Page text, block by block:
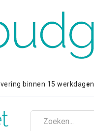
binnen 15 werkdagen